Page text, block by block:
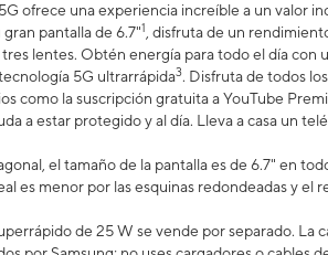
ofrece una experiencia increíble a un valor
pantalla de 6.7"1 , disfruta de un
tres lentes. Obtén energía para todo el día con
5G ultrarrápida3. Disfruta de todos
como la suscripción gratuita a YouTube
a estar protegido y al día. Lleva a casa un
el tamaño de la pantalla es de 6.7" en
es menor por las esquinas redondeadas y el
de 25 W se vende por separado. La